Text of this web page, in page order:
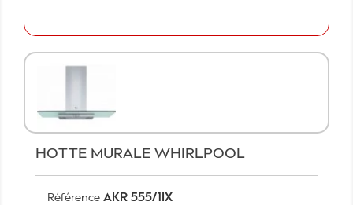
HOTTE MURALE WHIRLPOOL
Référence AKR 555/1IX